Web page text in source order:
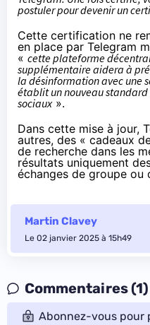
postuler pour devenir un
Cette certification ne
en place par Telegram
« cette plateforme
supplémentaire aidera à
la désinformation avec une
établit un nouveau standard
sociaux».
Dans cette mise à jour,
autres, des « cadeaux
de recherche dans les
résultats uniquement
échanges de groupe ou
Martin Clavey
Le 02 janvier 2025 à 15h49
Commentaires (1)
Abonnez-vous pour